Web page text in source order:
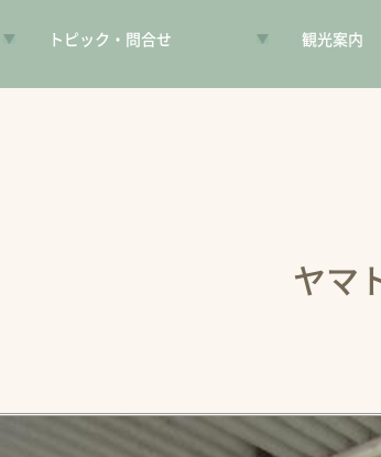
トピック・問合せ
お知らせ
観光案内
VR昔旅
ヤマ